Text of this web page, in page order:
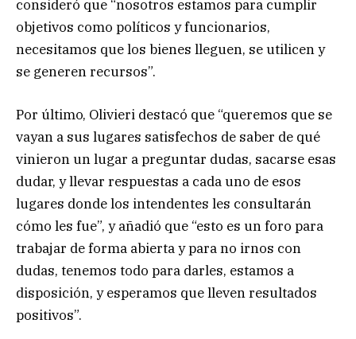
consideró que “nosotros estamos para cumplir
objetivos como políticos y funcionarios,
necesitamos que los bienes lleguen, se utilicen y
se generen recursos”.
Por último, Olivieri destacó que “queremos que se
vayan a sus lugares satisfechos de saber de qué
vinieron un lugar a preguntar dudas, sacarse esas
dudar, y llevar respuestas a cada uno de esos
lugares donde los intendentes les consultarán
cómo les fue”, y añadió que “esto es un foro para
trabajar de forma abierta y para no irnos con
dudas, tenemos todo para darles, estamos a
disposición, y esperamos que lleven resultados
positivos”.